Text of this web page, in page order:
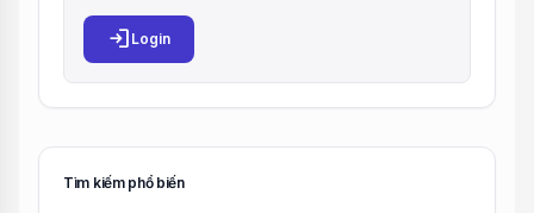
login Login
Tìm kiếm phổ biến